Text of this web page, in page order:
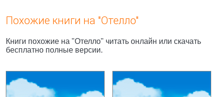
Похожие книги на "Отелло"
Книги похожие на "Отелло" читать онлайн или скачать
бесплатно полные версии.